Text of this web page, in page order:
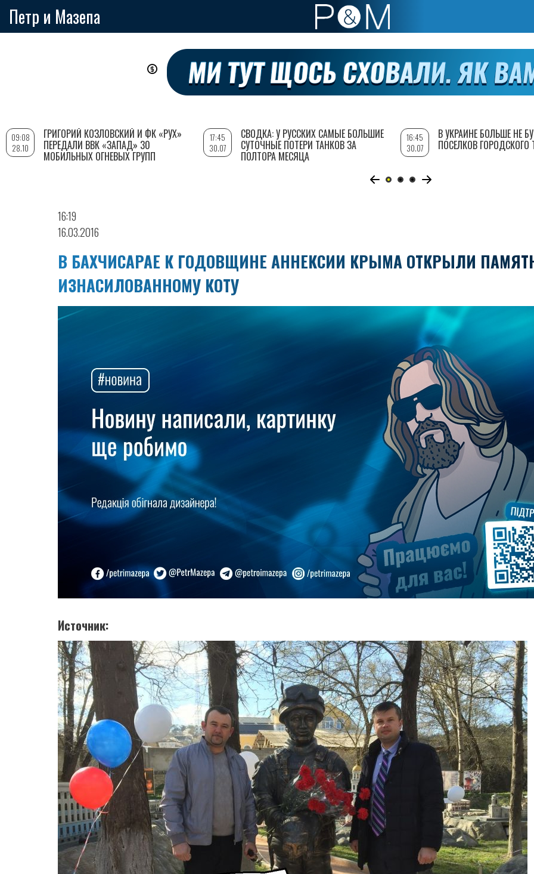
Петр и Мазепа
16:19
16.03.2016
В БАХЧИСАРАЕ К ГОДОВЩИНЕ АННЕКСИИ КРЫМА ОТКРЫЛИ
ИЗНАСИЛОВАННОМУ КОТУ
Источник
09:08
28.10
ГРИГОРИЙ КОЗЛОВСКИЙ И ФК «РУХ»
ПЕРЕДАЛИ ВВК «ЗАПАД» 30
МОБИЛЬНЫХ ОГНЕВЫХ ГРУПП
17:45
30.07
СВОДКА: У РУССКИХ САМЫЕ БОЛЬШИЕ
СУТОЧНЫЕ ПОТЕРИ ТАНКОВ ЗА
ПОЛТОРА МЕСЯЦА
16:45
30.07
В УКРАИНЕ БОЛЬШЕ НЕ
ПОСЕЛКОВ ГОРОДСКОГО